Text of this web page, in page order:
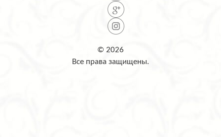
© 2026
Все права защищены.